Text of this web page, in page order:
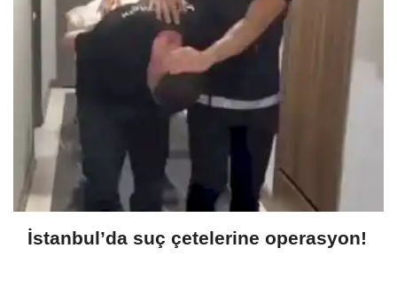
İstanbul’da suç çetelerine operasyon!